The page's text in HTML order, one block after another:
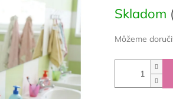
cena:
Skladom
Môžeme